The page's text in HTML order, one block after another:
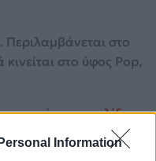
Information
Περιλαμβάνεται στο
στο ύφος Pop,
στησελίδα